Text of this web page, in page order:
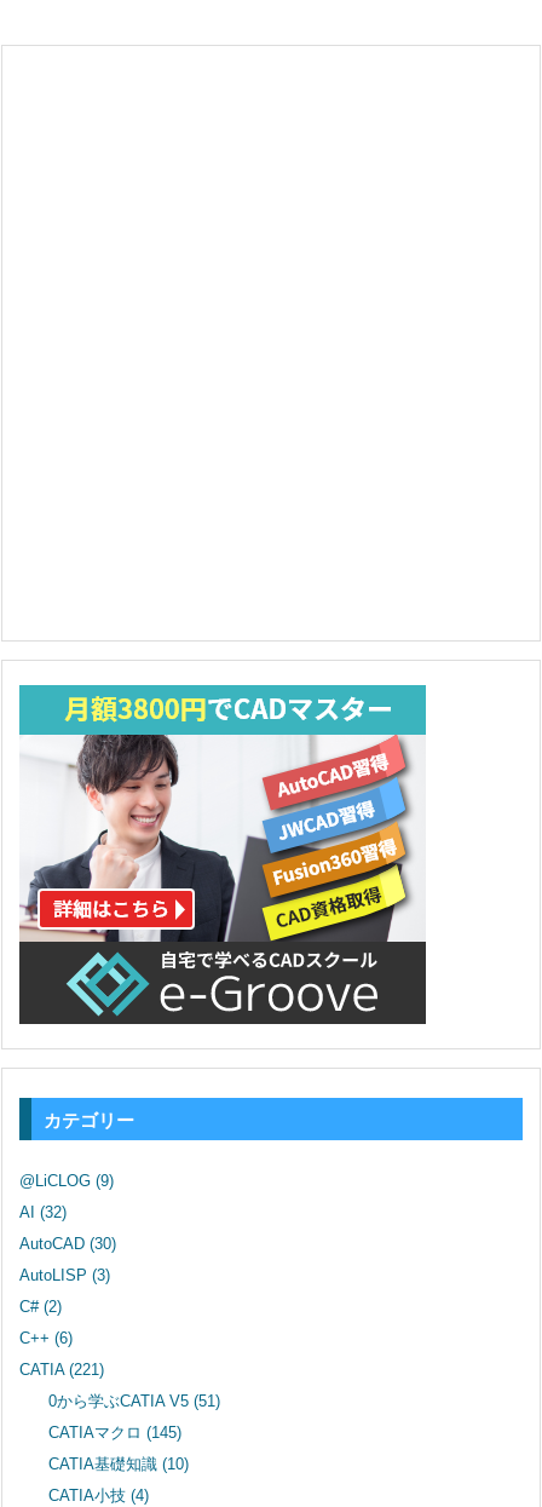
カテゴリー
@LiCLOG (9)
AI (32)
AutoCAD (30)
AutoLISP (3)
C# (2)
C++ (6)
CATIA (221)
0から学ぶCATIA V5(51)
CATIAマクロ(145)
CATIA基礎知識(10)
CATIA小技(4)